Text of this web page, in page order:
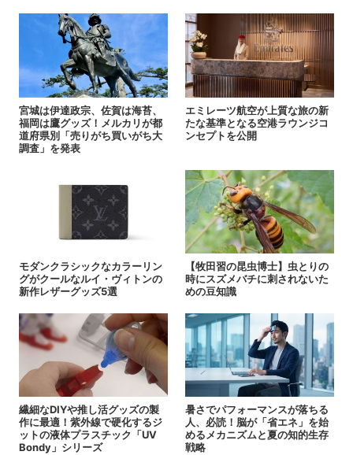
宮城は伊達政宗、佐賀は海苔、
福岡は鷹グッズ！メルカリが都
道府県別「売りがち買いがち大
調査」を発表
エミレーツ航空が上質な旅の新
たな基準となる空港ラウンジコ
ンセプトを公開
モダンクラシックなカラーリン
グがクールなルイ・ヴィトンの
新作レザーグッズ5選
【牧田習の昆虫博士】虫とりの
時にスズメバチに刺されないた
めの豆知識
繊細なDIYや推し活グッズの製
作に最適！紫外線で硬化するジ
ットの液体プラスチック「UV
Bondy」シリーズ
暑さでパフォーマンスが落ちる
人、必読！脳が「省エネ」を始
めるメカニズムと夏の知的生存
戦略